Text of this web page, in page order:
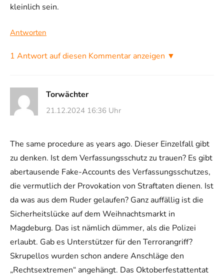
kleinlich sein.
Antworten
1 Antwort auf diesen Kommentar anzeigen ▼
Torwächter
21.12.2024 16:36 Uhr
The same procedure as years ago. Dieser Einzelfall gibt
zu denken. Ist dem Verfassungsschutz zu trauen? Es gibt
abertausende Fake-Accounts des Verfassungsschutzes,
die vermutlich der Provokation von Straftaten dienen. Ist
da was aus dem Ruder gelaufen? Ganz auffällig ist die
Sicherheitslücke auf dem Weihnachtsmarkt in
Magdeburg. Das ist nämlich dümmer, als die Polizei
erlaubt. Gab es Unterstützer für den Terrorangriff?
Skrupellos wurden schon andere Anschläge den
„Rechtsextremen“ angehängt. Das Oktoberfestattentat